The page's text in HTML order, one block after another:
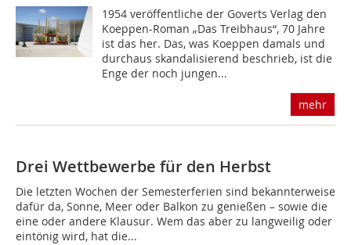
1954 veröffentliche der Goverts Verlag den
Koeppen-Roman „Das Treibhaus“, 70 Jahre
ist das her. Das, was Koeppen damals und
durchaus skandalisierend beschrieb, ist die
Enge der noch jungen...
mehr
Drei Wettbewerbe für den Herbst
Die letzten Wochen der Semesterferien sind bekannterweise
dafür da, Sonne, Meer oder Balkon zu genießen – sowie die
eine oder andere Klausur. Wem das aber zu langweilig oder
eintönig wird, hat die...